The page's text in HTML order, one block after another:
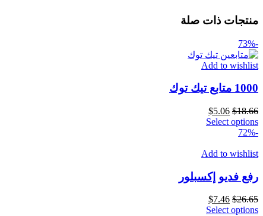
منتجات ذات صلة
-73%
Add to wishlist
1000 متابع تيك توك
$18.66
$5.06
Select options
-72%
Add to wishlist
رفع فديو إكسبلور
$26.65
$7.46
Select options